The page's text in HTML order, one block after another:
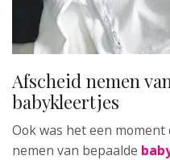
Afscheid nemen
babykleertjes
Ook was het een
nemen van bepaalde